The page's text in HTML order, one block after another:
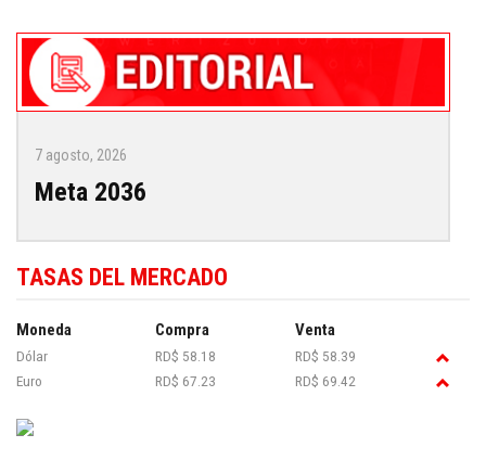
7 agosto, 2026
Meta 2036
TASAS DEL MERCADO
Moneda Compra Venta
Dólar RD$ 58.18
RD$ 58.39
Euro
RD$ 67.23 RD$ 69.42